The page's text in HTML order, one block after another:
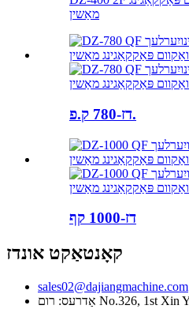
מאַשין
דז-780 ק.פ.
דז-1000 קף
קאָנטאַקט אונדז
sales02@dajiangmachine.com
אַדרעס: רום No.326, 1st Xin Yue בילדינג, פעיקסיאַ דרום ראָוד,